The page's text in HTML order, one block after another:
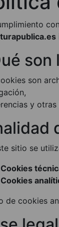
son
son
y
sitio se
Cookies
Cookies
de cookies